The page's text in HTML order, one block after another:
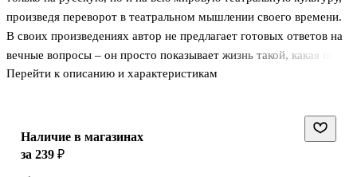
произведя переворот в театральном мышлении своего времени.
В своих произведениях автор не предлагает готовых ответов на
вечные вопросы – он просто показывает жизнь такой, какая она
есть, предоставляя читателю самому сделать выбор.
более столетия не сходят с мировых театральных сцен,
многократно экранизированы, не утратили своей актуальности и
Перейти к описанию и характеристикам
Наличие в магазинах
за 239 ₽